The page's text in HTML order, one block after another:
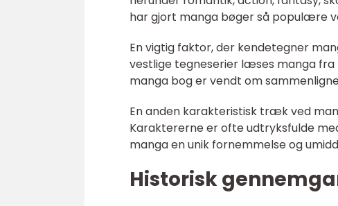
har gjort manga bøger så populære
En vigtig faktor, der kendetegner
vestlige tegneserier læses manga fra
manga bog er vendt om
En anden karakteristisk træk ved
Karaktererne er ofte udtryksfulde
manga en unik fornemmelse og
Historisk